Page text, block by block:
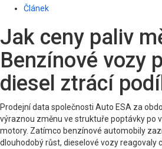
Článek
Jak ceny paliv
Benzínové vozy
diesel ztrácí podíl
Prodejní data společnosti Auto ESA za
výraznou změnu ve struktuře poptávky po
motory. Zatímco benzínové automobily
dlouhodobý růst, dieselové vozy reagovaly